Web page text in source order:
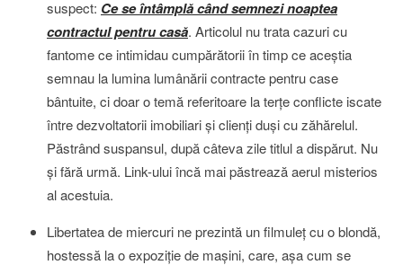
suspect: Ce se întâmplă când semnezi noaptea
contractul pentru casă. Articolul nu trata cazuri cu
fantome ce intimidau cumpărătorii în timp ce aceştia
semnau la lumina lumânării contracte pentru case
bântuite, ci doar o temă referitoare la terţe conflicte iscate
între dezvoltatorii imobiliari şi clienţi duşi cu zăhărelul.
Păstrând suspansul, după câteva zile titlul a dispărut. Nu
şi fără urmă. Link-ului încă mai păstrează aerul misterios
al acestuia.
Libertatea de miercuri ne prezintă un filmuleţ cu o blondă,
hostessă la o expoziţie de maşini, care, aşa cum se